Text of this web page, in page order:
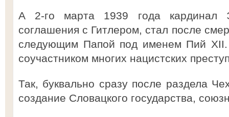
А 2-го марта 1939 года кардинал
соглашения с Гитлером, стал после
следующим Папой под именем Пий XII.
соучастником многих нацистских
Так, буквально сразу после раздела
создание Словацкого государства,